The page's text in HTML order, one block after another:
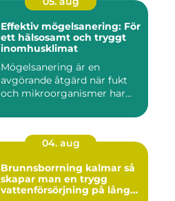
Effektiv mögelsanering: För
ett hälsosamt och tryggt
inomhusklimat
Mögelsanering är en
avgörande åtgärd när fukt
och mikroorganismer har...
04. aug
Brunnsborrning kalmar så
skapar man en trygg
vattenförsörjning på lång